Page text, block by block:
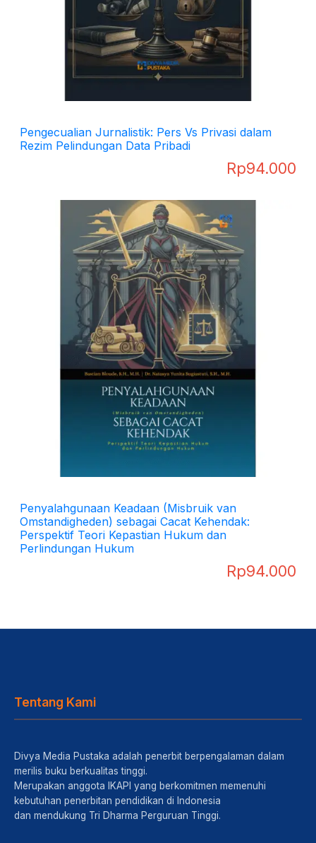
Pengecualian Jurnalistik: Pers Vs Privasi dalam
Rezim Pelindungan Data Pribadi
Rp94.000
Penyalahgunaan Keadaan (Misbruik van
Omstandigheden) sebagai Cacat Kehendak:
Perspektif Teori Kepastian Hukum dan
Perlindungan Hukum
Rp94.000
Tentang Kami
Divya Media Pustaka adalah penerbit berpengalaman dalam
merilis buku berkualitas tinggi.
Merupakan anggota IKAPI yang berkomitmen memenuhi
kebutuhan penerbitan pendidikan di Indonesia
dan mendukung Tri Dharma Perguruan Tinggi.